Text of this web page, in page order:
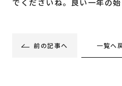
でくださいね。良い一年の
前の記事へ 一覧へ